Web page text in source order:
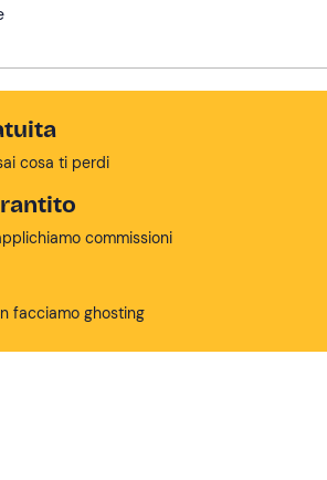
cosa ti perdi
commissioni
facciamo ghosting